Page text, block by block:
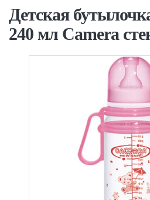
Детская
240 мл Camera